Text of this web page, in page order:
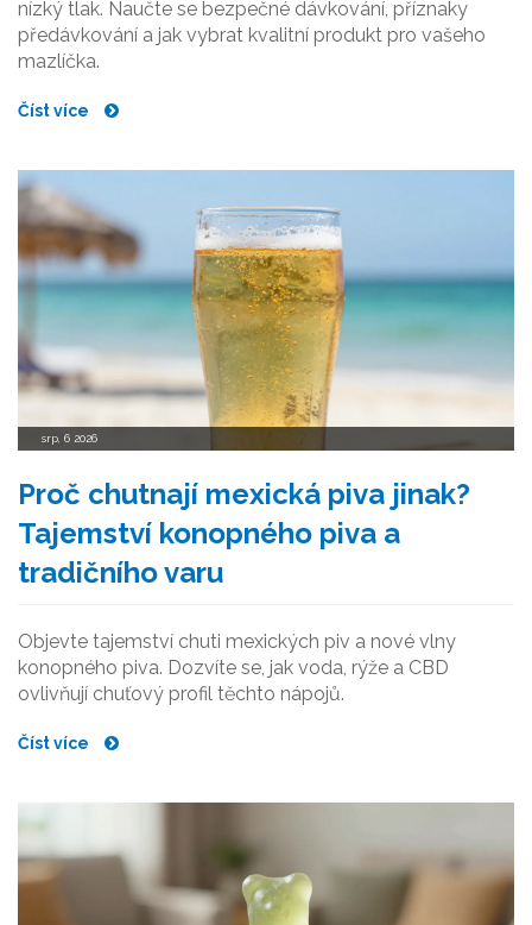
nízký tlak. Naučte se bezpečné dávkování, příznaky
předávkování a jak vybrat kvalitní produkt pro vašeho
mazlíčka.
Číst více
srp, 6 2026
Proč chutnají mexická piva jinak?
Tajemství konopného piva a
tradičního varu
Objevte tajemství chuti mexických piv a nové vlny
konopného piva. Dozvíte se, jak voda, rýže a CBD
ovlivňují chuťový profil těchto nápojů.
Číst více